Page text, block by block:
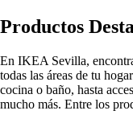
Productos
En IKEA Sevilla,
todas las áreas de tu
cocina o baño, hasta
mucho más. Entre los